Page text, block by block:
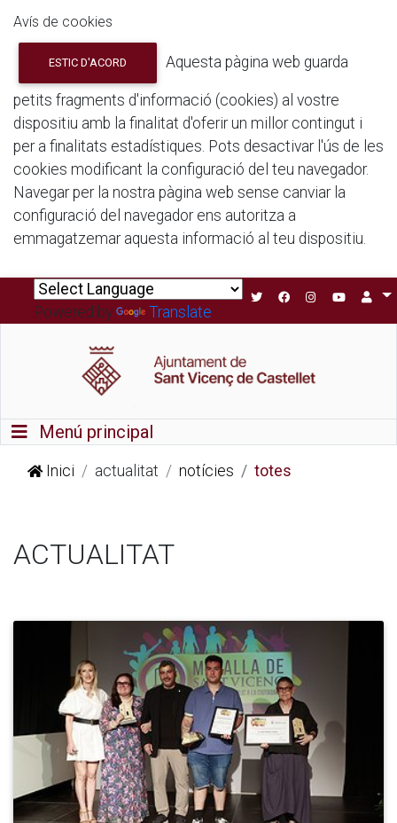
Avís de cookies
ESTIC D'ACORD Aquesta pàgina web guarda
petits fragments d'informació (cookies) al vostre
dispositiu amb la finalitat d'oferir un millor contingut i
per a finalitats estadístiques. Pots desactivar l'ús de les
cookies modificant la configuració del teu navegador.
Navegar per la nostra pàgina web sense canviar la
configuració del navegador ens autoritza a
emmagatzemar aquesta informació al teu dispositiu.
Powered by Translate
Commutador de navegació
Menú principal
Inici actualitat notícies totes
ACTUALITAT